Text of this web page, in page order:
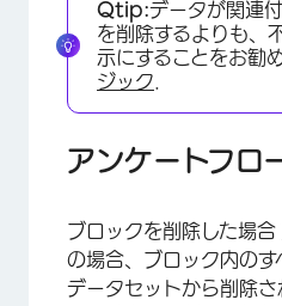
Qtip:データが関連
を削除するよりも、
示にすることをお勧
ジック
アンケートフロ
ブロックを削除した場合
の場合、ブロック内の
データセットから削除さ